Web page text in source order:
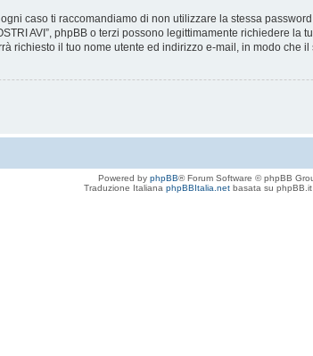
caso ti raccomandiamo di non utilizzare la stessa
AVI”, phpBB o terzi possono legittimamente richiedere
richiesto il tuo nome utente ed indirizzo e-mail, in modo
Powered by phpBB® Forum Software © phpBB
Traduzione Italiana phpBBItalia.netbasata su